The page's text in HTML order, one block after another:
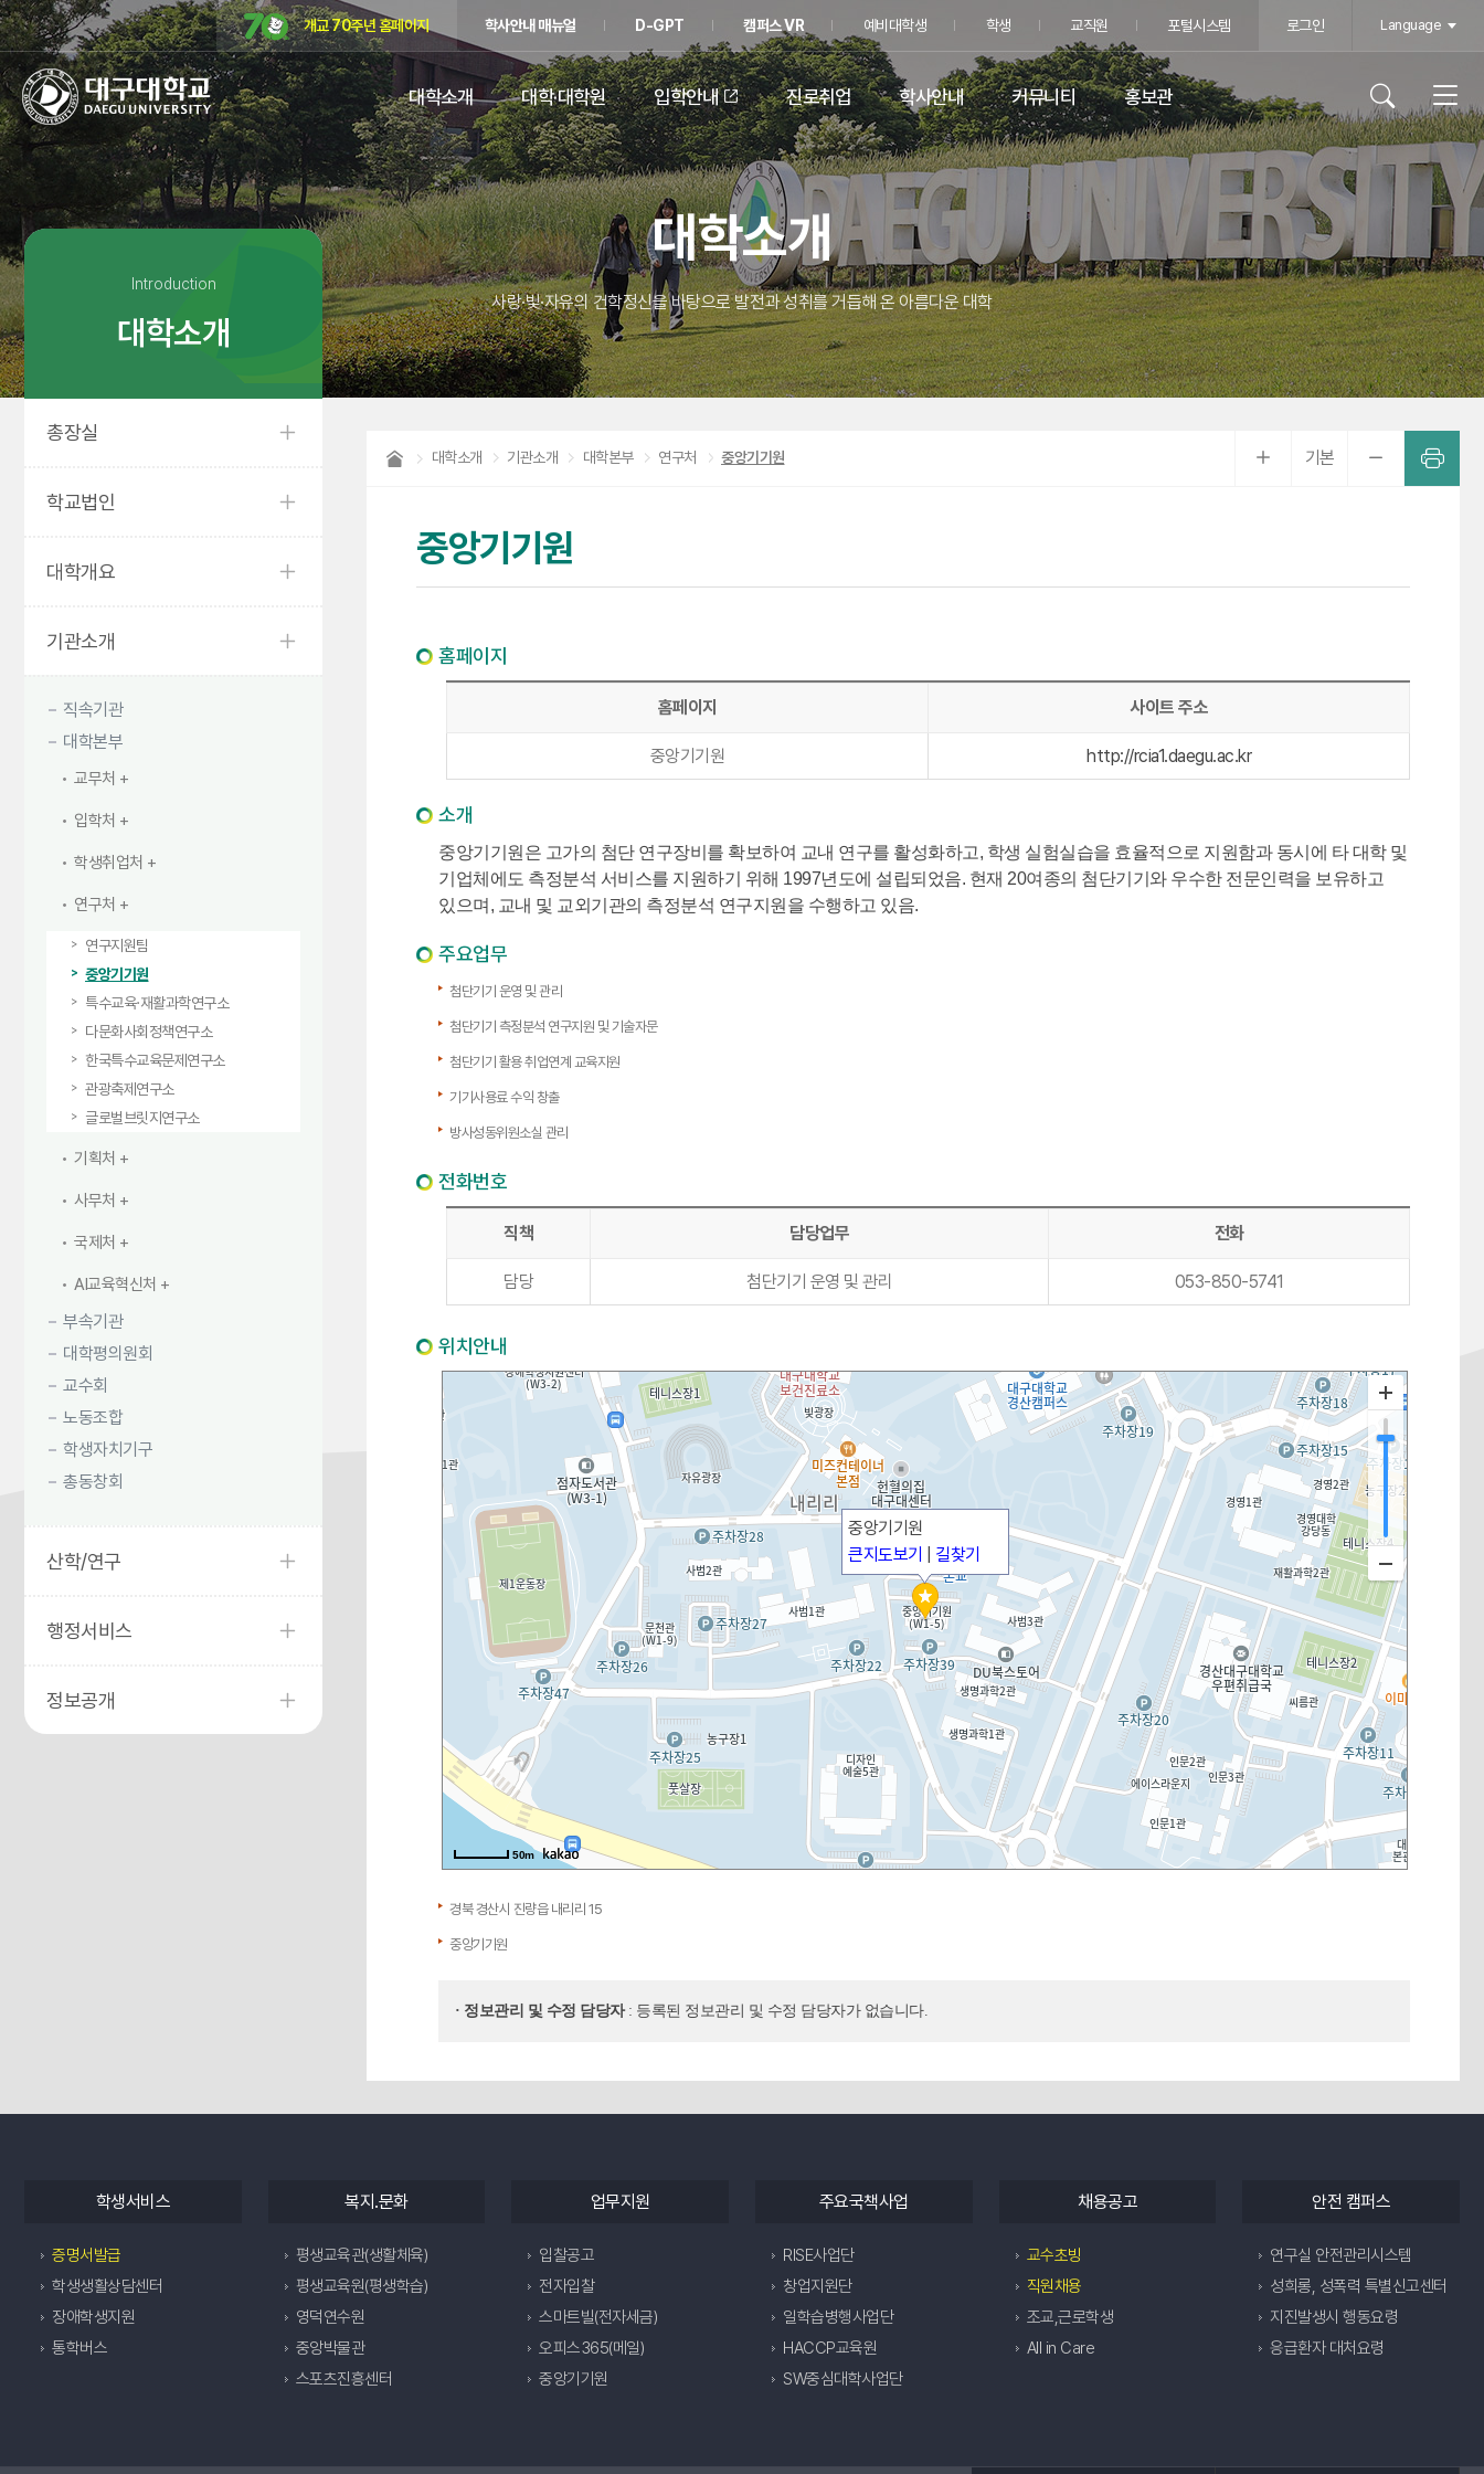
개교 70주년 홈페이지 학사안내 매뉴얼 D-GPT 캠퍼스 VR 예비대학생 학생 교직원 포털시스템 로그인 Language
대구대학교
DAEGU
UNIVERSITY
대학소개 대학·대학원 입학안내 진로취업 학사안내 커뮤니티 홍보관
대학소개
사랑·빛·자유의 건학정신을 바탕으로 발전과 성취를 거듭해 온 아름다운 대학
Introduction
대학소개
총장실
학교법인
대학개요
기관소개
직속기관
대학본부
교무처
입학처
학생취업처
연구처
연구지원팀
중앙기기원
특수교육·재활과학연구소
다문화사회정책연구소
한국특수교육문제연구소
관광축제연구소
글로벌브릿지연구소
기획처
사무처
국제처
AI교육혁신처
부속기관
대학평의원회
교수회
노동조합
학생자치기구
총동창회
산학/연구
행정서비스
정보공개
대학소개 기관소개 대학본부 연구처 중앙기기원 기본
중앙기기원
홈페이지
홈페이지 사이트 주소
중앙기기원 http://rcia1.daegu.ac.kr
소개
중앙기기원은 고가의 첨단 연구장비를 확보하여 교내 연구를 활성화하고, 학생 실험실습을 효율적으로 지원함과 동시에 타 대학 및
기업체에도 측정분석 서비스를 지원하기 위해 1997년도에 설립되었음. 현재 20여종의 첨단기기와 우수한 전문인력을 보유하고
있으며, 교내 및 교외기관의 측정분석 연구지원을 수행하고 있음.
주요업무
첨단기기 운영 및 관리
첨단기기 측정분석 연구지원 및 기술자문
첨단기기 활용 취업연계 교육지원
기기사용료 수익 창출
방사성동위원소실 관리
전화번호
직책 담당업무 전화
담당 첨단기기 운영 및 관리 053-850-5741
위치안내
중앙기기원
큰지도보기
길찾기
50m
경북 경산시 진량읍 내리리 15
중앙기기원
· 정보관리 및 수정 담당자: 등록된 정보관리 및 수정 담당자가 없습니다.
학생서비스
증명서발급
학생생활상담센터
장애학생지원
통학버스
복지.문화
평생교육관(생활체육)
평생교육원(평생학습)
영덕연수원
중앙박물관
스포츠진흥센터
업무지원
입찰공고
전자입찰
스마트빌(전자세금)
오피스365(메일)
중앙기기원
주요국책사업
RISE사업단
창업지원단
일학습병행사업단
HACCP교육원
SW중심대학사업단
채용공고
교수초빙
직원채용
조교,근로학생
All in Care
안전 캠퍼스
연구실 안전관리시스템
성희롱, 성폭력 특별신고센터
지진발생시 행동요령
응급환자 대처요령